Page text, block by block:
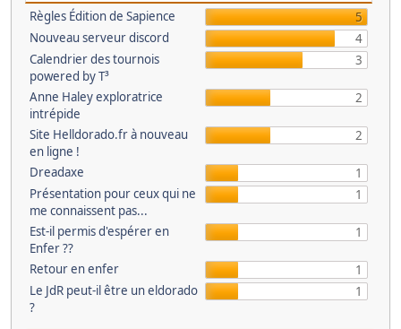
Règles Édition de Sapience
5
Nouveau serveur discord
4
Calendrier des tournois
powered by T³
3
Anne Haley exploratrice
intrépide
2
Site Helldorado.fr à nouveau
en ligne !
2
Dreadaxe
1
Présentation pour ceux qui ne
me connaissent pas...
1
Est-il permis d'espérer en
Enfer ??
1
Retour en enfer
1
Le JdR peut-il être un eldorado
?
1